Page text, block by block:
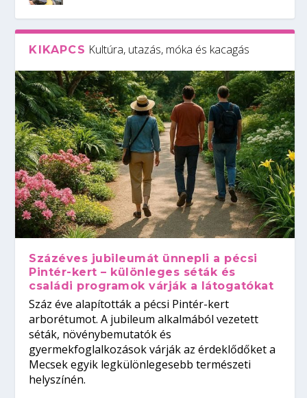
KIKAPCS Kultúra, utazás, móka és kacagás
Százéves jubileumát ünnepli a pécsi
Pintér-kert – különleges séták és
családi programok várják a látogatókat
Száz éve alapították a pécsi Pintér-kert
arborétumot. A jubileum alkalmából vezetett
séták, növénybemutatók és
gyermekfoglalkozások várják az érdeklődőket a
Mecsek egyik legkülönlegesebb természeti
helyszínén.